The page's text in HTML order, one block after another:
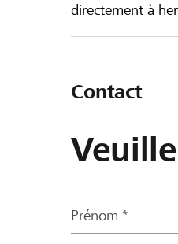
directement à
Contact
Prénom *